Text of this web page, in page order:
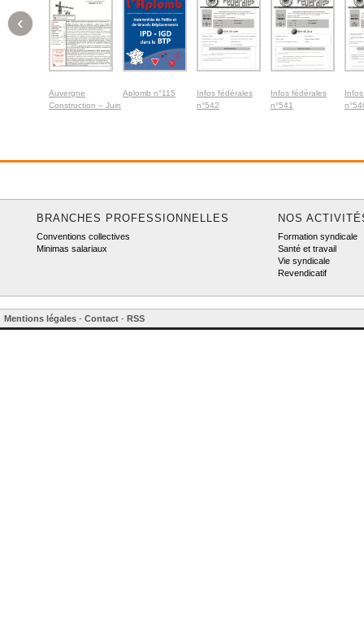
Auvergne
Construction – Juin
Aplomb n°115
Infos fédérales
n°542
Infos fédérales
n°541
‹
BRANCHES PROFESSIONNELLES
Conventions collectives
Minimas salariaux
NOS
Formation syndicale
Santé et travail
Vie syndicale
Revendicatif
Mentions légales - Contact - RSS